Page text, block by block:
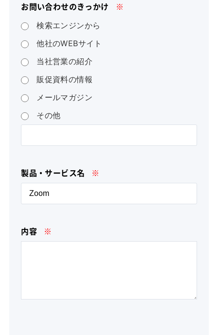
お問い合わせのきっかけ ※
検索エンジンから
他社のWEBサイト
当社営業の紹介
販促資料の情報
メールマガジン
その他
製品・サービス名 ※
内容 ※